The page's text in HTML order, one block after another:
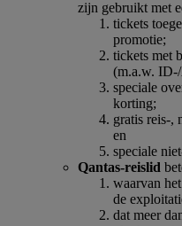
zijn gebruikt met
tickets
promotie;
tickets met
(m.a.w.
speciale
korting;
gratis reis-,
en
speciale
Qantas-reislid
waarvan
de
dat meer